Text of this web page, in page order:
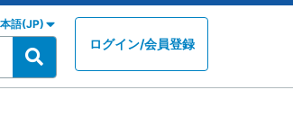
ログイン/会員登録